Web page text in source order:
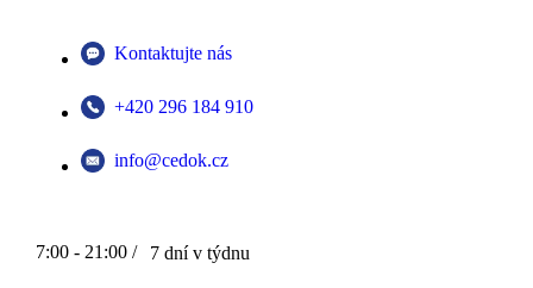
Kontaktujte nás
+420 296 184 910
info@cedok.cz
7:00 - 21:00 / 7 dní v týdnu